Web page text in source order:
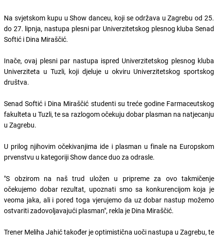
Na svjetskom kupu u Show danceu, koji se održava u Zagrebu od 25.
do 27. lipnja, nastupa plesni par Univerzitetskog plesnog kluba Senad
Softić i Dina Miraščić.
Inače, ovaj plesni par nastupa ispred Univerzitetskog plesnog kluba
Univerziteta u Tuzli, koji djeluje u okviru Univerzitetskog sportskog
društva.
Senad Softić i Dina Miraščić studenti su treće godine Farmaceutskog
fakulteta u Tuzli, te sa razlogom očekuju dobar plasman na natjecanju
u Zagrebu.
U prilog njihovim očekivanjima ide i plasman u finale na Europskom
prvenstvu u kategoriji Show dance duo za odrasle.
"S obzirom na naš trud uložen u pripreme za ovo takmičenje
očekujemo dobar rezultat, upoznati smo sa konkurencijom koja je
veoma jaka, ali i pored toga vjerujemo da uz dobar nastup možemo
ostvariti zadovoljavajući plasman", rekla je Dina Miraščić.
Trener Meliha Jahić također je optimistična uoči nastupa u Zagrebu, te